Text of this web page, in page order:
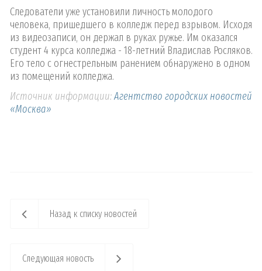
Следователи уже установили личность молодого
человека, пришедшего в колледж перед взрывом. Исходя
из видеозаписи, он держал в руках ружье. Им оказался
студент 4 курса колледжа - 18-летний Владислав Росляков.
Его тело с огнестрельным ранением обнаружено в одном
из помещений колледжа.
Источник информации:Агентство городских новостей
«Москва»
Назад к списку новостей
Следующая новость